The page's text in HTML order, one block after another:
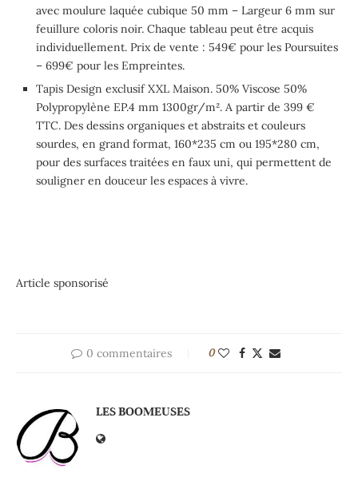
avec moulure laquée cubique 50 mm – Largeur 6 mm sur
feuillure coloris noir. Chaque tableau peut être acquis
individuellement. Prix de vente : 549€ pour les Poursuites
– 699€ pour les Empreintes.
Tapis Design exclusif XXL Maison. 50% Viscose 50%
Polypropylène EP.4 mm 1300gr/m². A partir de 399 €
TTC. Des dessins organiques et abstraits et couleurs
sourdes, en grand format, 160*235 cm ou 195*280 cm,
pour des surfaces traitées en faux uni, qui permettent de
souligner en douceur les espaces à vivre.
Article sponsorisé
0 commentaires 0
LES BOOMEUSES